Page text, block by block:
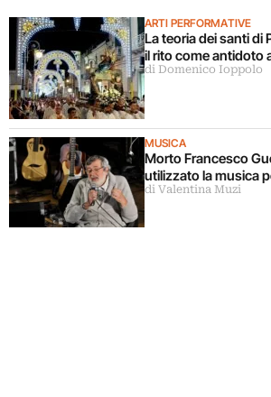
ARTI PERFORMATIVE
La teoria dei santi di
il rito come antidoto
di Domenico Ioppolo
MUSICA
Morto Francesco
utilizzato la musica
di Valentina Muzi